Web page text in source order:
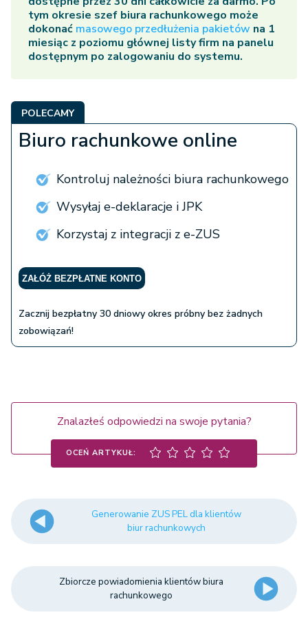
tym okresie szef biura rachunkowego może
dokonać masowego przedłużenia pakietów na 1
miesiąc z poziomu głównej listy firm na panelu
dostępnym po zalogowaniu do systemu.
POLECAMY
Biuro rachunkowe online
Kontroluj należności biura rachunkowego
Wysyłaj e-deklaracje i JPK
Korzystaj z integracji z e-ZUS
ZAŁÓŻ BEZPŁATNE KONTO
Zacznij bezpłatny 30 dniowy okres próbny bez żadnych
zobowiązań!
Znalazłeś odpowiedzi na swoje pytania?
OCEŃ ARTYKUŁ:
Generowanie ZUS PEL dla klientów
biur rachunkowych
Zbiorcze powiadomienia klientów biura
rachunkowego